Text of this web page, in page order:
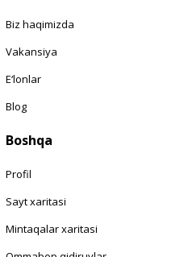
Biz haqimizda
Vakansiya
E‘lonlar
Blog
Boshqa
Profil
Sayt xaritasi
Mintaqalar xaritasi